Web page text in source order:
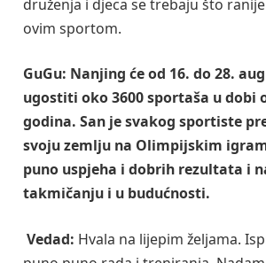
druženja i djeca se trebaju što
ovim sportom.
GuGu: Nanjing će od 16. do 28.
ugostiti oko 3600 sportaša u dobi
godina. San je svakog sportiste
svoju zemlju na Olimpijskim
puno uspjeha i dobrih rezultata i
takmičanju i u budućnosti.
Vedad: Hvala na lijepim željama.